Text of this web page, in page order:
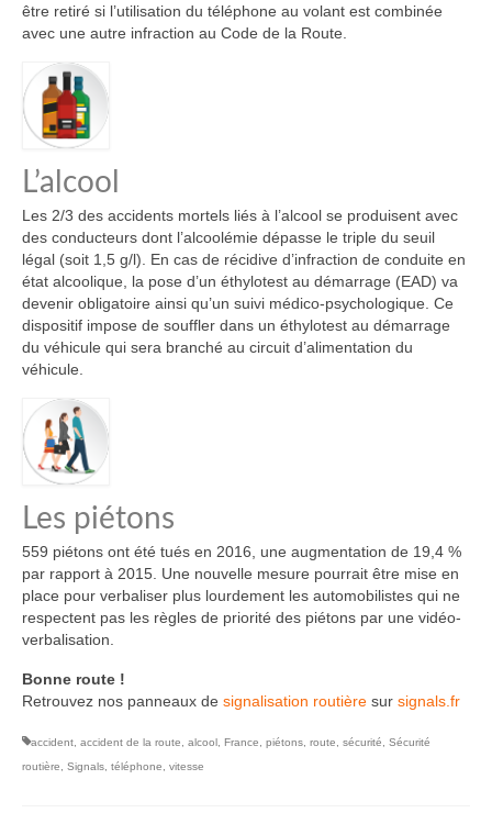
être retiré si l’utilisation du téléphone au volant est combinée
avec une autre infraction au Code de la Route.
L’alcool
Les 2/3 des accidents mortels liés à l’alcool se produisent avec
des conducteurs dont l’alcoolémie dépasse le triple du seuil
légal (soit 1,5 g/l). En cas de récidive d’infraction de conduite en
état alcoolique, la pose d’un éthylotest au démarrage (EAD) va
devenir obligatoire ainsi qu’un suivi médico-psychologique. Ce
dispositif impose de souffler dans un éthylotest au démarrage
du véhicule qui sera branché au circuit d’alimentation du
véhicule.
Les piétons
559 piétons ont été tués en 2016, une augmentation de 19,4 %
par rapport à 2015. Une nouvelle mesure pourrait être mise en
place pour verbaliser plus lourdement les automobilistes qui ne
respectent pas les règles de priorité des piétons par une vidéo-
verbalisation.
Bonne route !
Retrouvez nos panneaux de signalisation routière sur signals.fr
accident accident de la route alcool France piétons route sécurité
Sécurité
routière
Signals téléphone vitesse